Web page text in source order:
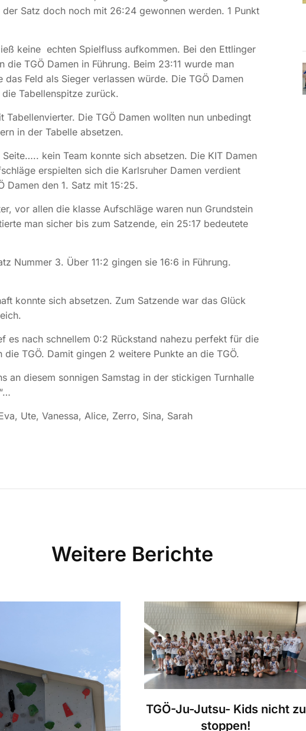
Satz doch noch mit 26:24 gewonnen werden. 1 Punkt
keine echten Spielfluss aufkommen. Bei den Ettlinger
TGÖ Damen in Führung. Beim 23:11 wurde man
Feld als Sieger verlassen würde. Die TGÖ Damen
Tabellenspitze zurück.
Die TGÖ Damen wollten nun unbedingt
in der Tabelle absetzen.
kein Team konnte sich absetzen. Die KIT Damen
erspielten sich die Karlsruher Damen verdient
Damen den 1. Satz mit 15:25.
vor allen die klasse Aufschläge waren nun Grundstein
man sicher bis zum Satzende, ein 25:17 bedeutete
Nummer 3. Über 11:2 gingen sie 16:6 in Führung.
konnte sich absetzen. Zum Satzende war das Glück
es nach schnellem 0:2 Rückstand nahezu perfekt für die
TGÖ. Damit gingen 2 weitere Punkte an die TGÖ.
an diesem sonnigen Samstag in der stickigen Turnhalle
Ute, Vanessa, Alice, Zerro, Sina, Sarah
Weitere Berichte
TGÖ-Ju-Jutsu- Kids nicht zu
stoppen!